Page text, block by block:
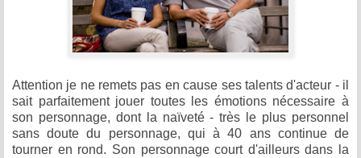
Attention je ne remets pas en cause ses talents d'acteur - il
sait parfaitement jouer toutes les émotions nécessaire à
son personnage, dont la naïveté - très le plus personnel
sans doute du personnage, qui à 40 ans continue de
tourner en rond. Son personnage court d'ailleurs dans la